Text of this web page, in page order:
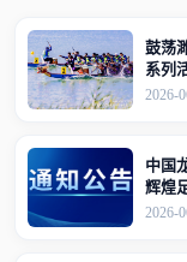
鼓荡
系列
2026-
中国
辉煌
（江
2026-